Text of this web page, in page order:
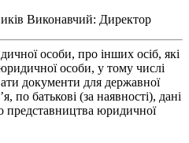
Виконавчий: Директор
особи, про інших осіб, які
особи, у тому числі
документи для державної
по батькові (за наявності), дані
представництва юридичної